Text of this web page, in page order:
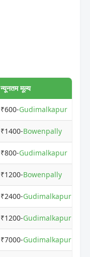
न्यूनतम मूल्य
₹600-Gudimalkapur
₹1400-Bowenpally
₹800-Gudimalkapur
₹1200-Bowenpally
₹2400-Gudimalkapur
₹1200-Gudimalkapur
₹7000-Gudimalkapur